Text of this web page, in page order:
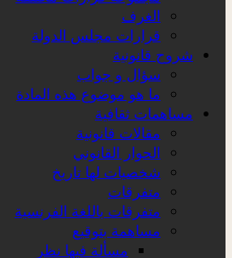
الغرف
قرارات مجلس الدولة
شروح قانونية
سؤال و جواب
ما هو موضوع هذه المادة
مساهمات ثقافية
مقالات قانونية
الحوار القانوني
شخصيات لها تاريخ
متفرقات
متفرقات باللغة الفرنسية
مساهمة بتوقيع
مسألة فيها نظر